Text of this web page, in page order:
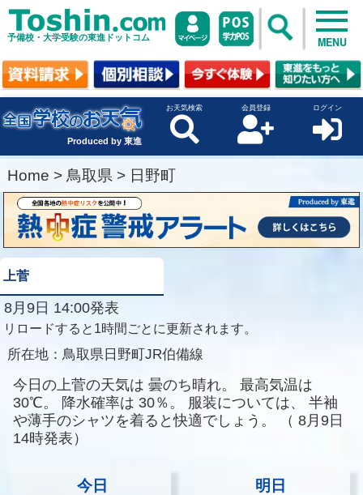
予備校・大学受験の東進ドットコム MENU
Produced by 東進
お天気検索 会員登録 ログイン
Home > 鳥取県 > 日野町
上菅
8月9日 14:00発表
リロードすると1時間ごとに更新されます。
所在地： 鳥取県日野町JR伯備線
今日の上菅の天気は 曇のち晴れ。
最高気温は
30℃。
降水確率は 30％。 服装については、
半袖
や薄手のシャツを着ると快適でしょう。
（ 8月9日
14時発表）
今日 明日